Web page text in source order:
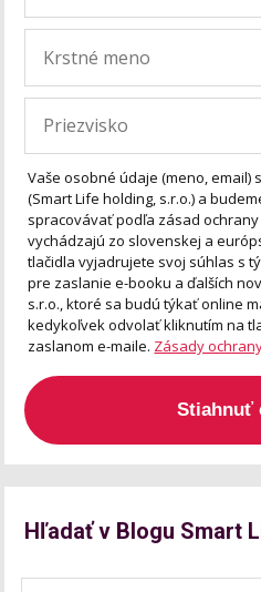
Vaše osobné údaje (meno, email)
(Smart Life holding, s.r.o.) a
spracovávať podľa zásad
vychádzajú zo slovenskej a
tlačidla vyjadrujete svoj súhlas s
pre zaslanie e-booku a ďalších
s.r.o., ktoré sa budú týkať online
kedykoľvek odvolať kliknutím na
zaslanom e-maile. Zásady
Stiahnuť
Hľadať v Blogu Smart